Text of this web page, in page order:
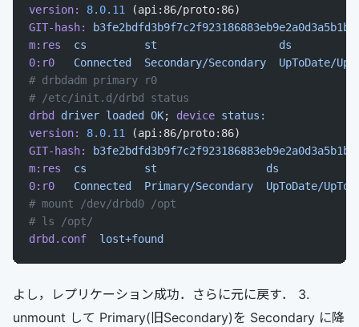
version:
8.0.11 (api:86/proto:86)
GIT-hash:
b3fe2bdfd3b9f7c2f923186883eb9e2a0d3a5b1b
m:res
  cs
         st
                   ds
0:r0
   Connected
  Secondary/Secondary
UpToDate/
# drbdadm primary r0
# /etc/init.d/drbd status
drbd
driver loaded OK; device status:
version:
8.0.11 (api:86/proto:86)
GIT-hash:
b3fe2bdfd3b9f7c2f923186883eb9e2a0d3a5b1b
m:res
  cs
         st
                 ds
0:r0
   Connected
  Primary/Secondary
UpToDate/
# mount /dev/drbd0 /opt
# ls /opt/
drbd.conf
  lost+found
よし，レプリケーション成功．さらに元に戻す． 3.
unmount して Primary(旧Secondary)を Secondary に降